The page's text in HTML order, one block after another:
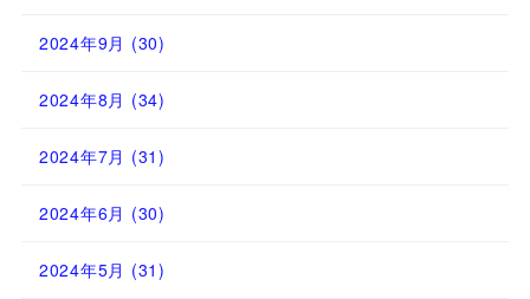
2024年9月 (30)
2024年8月 (34)
2024年7月 (31)
2024年6月 (30)
2024年5月 (31)